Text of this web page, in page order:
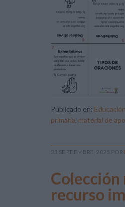
Publicado en:
primaria, material de
23 SEPTIEMBRE, 2025 POR
recurso